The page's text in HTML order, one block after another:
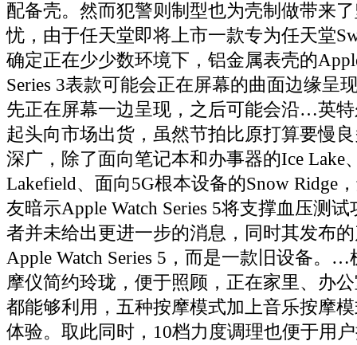
配备壳。然而犯警则制型也为壳制做带来
忧，由于任天堂即将上市一款专为任天堂
确定正在少少数环境下，铝金属表壳的
Series 3表款可能会正在屏幕的曲面边缘呈
先正在屏幕一边呈现，之后可能会沿…英
起头向市场出货，虽然节拍比原打算要慢
深广，除了面向笔记本和办事器的Ice Lake
Lakefield、面向5G根本设备的Snow Ridge
友暗示Apple Watch Series 5将支撑血压测
者并未给出更进一步的消息，同时其发布
Apple Watch Series 5，而是一款旧设备。
摩仪简约玲珑，便于照顾，正在家里、办
都能够利用，五种按摩模式加上音乐按摩
体验。取此同时，10档力度调理也便于用